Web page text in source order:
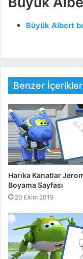
Büyük Albert
Benzer
Harika Kanatlar
Boyama Sayfası
20 Ekim 2019